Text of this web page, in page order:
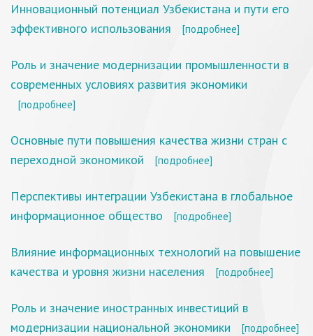
Инновационный потенциал Узбекистана и пути его
эффективного использования
[подробнее]
Роль и значение модернизации промышленности в
современных условиях развития экономики
[подробнее]
Основные пути повышения качества жизни стран с
переходной экономикой
[подробнее]
Перспективы интеграции Узбекистана в глобальное
информационное общество
[подробнее]
Влияние информационных технологий на повышение
качества и уровня жизни населения
[подробнее]
Роль и значение иностранных инвестиций в
модернизации национальной экономики
[подробнее]